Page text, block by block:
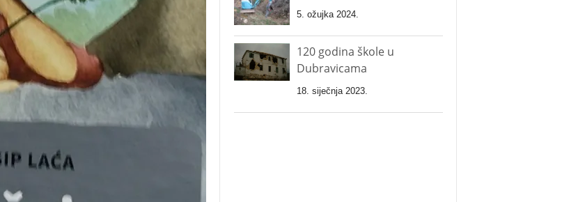
5. ožujka 2024.
120 godina škole u
Dubravicama
18. siječnja 2023.